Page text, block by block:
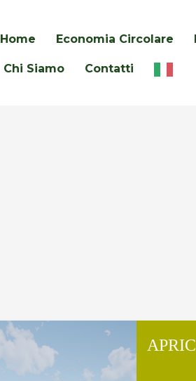
Home Economia Circolare
Chi Siamo Contatti